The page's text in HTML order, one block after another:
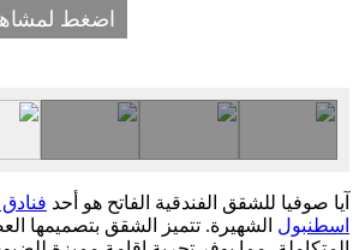
اضغط
آيا صوفيا للشقق الفندقية الفاتح هو أحد
اسطنبول الشهيرة. تتميز الشقق بتصميمها